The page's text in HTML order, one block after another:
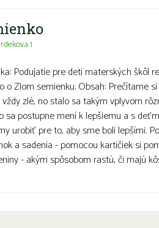
1
Podujatie pre deti materských škôl
o Zlom semienku. Obsah: Prečítame
zlé, no stalo sa takým vplyvom
sa postupne mení k lepšiemu a s
urobiť pre to, aby sme boli lepšími.
a sadenia - pomocou kartičiek si
- akým spôsobom rastú, či majú